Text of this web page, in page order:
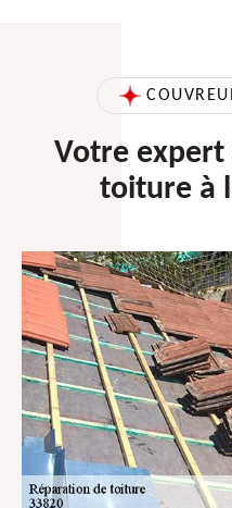
Votre expert
toiture à